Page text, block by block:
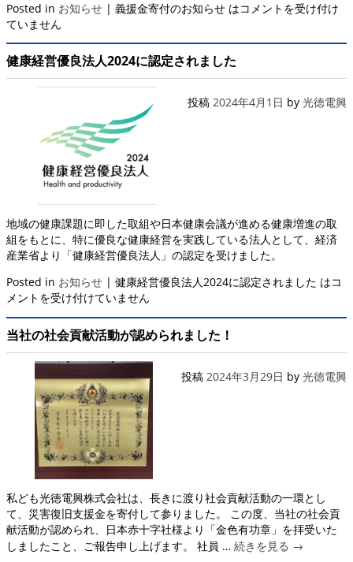
Posted in お知らせ | 義援金寄付のお知らせ はコメントを受け付け
ていません
健康経営優良法人2024に認定されました
投稿 2024年4月1日 by 光徳電興
地域の健康課題に即した取組や日本健康会議が進める健康増進の取
組をもとに、特に優良な健康経営を実践している法人として、経済
産業省より「健康経営優良法人」の認定を受けました。
Posted in お知らせ | 健康経営優良法人2024に認定されました はコ
メントを受け付けていません
当社の社会貢献活動が認められました！
投稿 2024年3月29日 by 光徳電興
私ども光徳電興株式会社は、長きに渡り社会貢献活動の一環とし
て、災害復旧支援金を寄付して参りました。 この度、当社の社会貢
献活動が認められ、日本赤十字社様より「金色有功章」を拝受いた
しましたこと、ご報告申し上げます。 社員 … 続きを見る →